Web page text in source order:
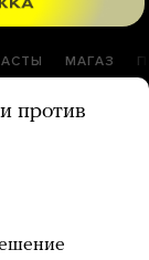
МАГАЗ
против